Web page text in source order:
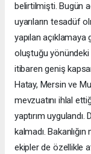
belirtilmişti. Bugün
uyarıların tesadüf
yapılan açıklamaya
oluştuğu
itibaren geniş
Hatay, Mersin ve
mevzuatını ihlal
yaptırım
kalmadı.
ekipler de özellikle